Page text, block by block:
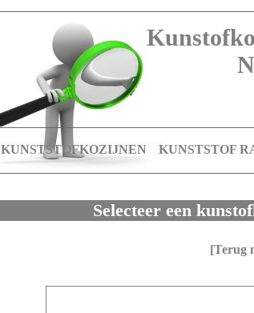
KUNSTSTOFKOZIJNEN KUNSTSTOF
Selecteer een
[Terug